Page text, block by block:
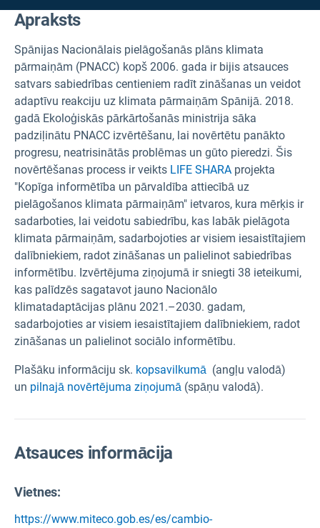
Apraksts
Spānijas Nacionālais pielāgošanās plāns klimata
pārmaiņām (PNACC) kopš 2006. gada ir bijis atsauces
satvars sabiedrības centieniem radīt zināšanas un veidot
adaptīvu reakciju uz klimata pārmaiņām Spānijā. 2018.
gadā Ekoloģiskās pārkārtošanās ministrija sāka
padziļinātu PNACC izvērtēšanu, lai novērtētu panākto
progresu, neatrisinātās problēmas un gūto pieredzi. Šis
novērtēšanas process ir veikts LIFE SHARA projekta
"Kopīga informētība un pārvaldība attiecībā uz
pielāgošanos klimata pārmaiņām" ietvaros, kura mērķis ir
sadarboties, lai veidotu sabiedrību, kas labāk pielāgota
klimata pārmaiņām, sadarbojoties ar visiem iesaistītajiem
dalībniekiem, radot zināšanas un palielinot sabiedrības
informētību. Izvērtējuma ziņojumā ir sniegti 38 ieteikumi,
kas palīdzēs sagatavot jauno Nacionālo
klimatadaptācijas plānu 2021.–2030. gadam,
sadarbojoties ar visiem iesaistītajiem dalībniekiem, radot
zināšanas un palielinot sociālo informētību.
Plašāku informāciju sk. kopsavilkumā (angļu valodā)
un pilnajā novērtējuma ziņojumā (spāņu valodā).
Atsauces informācija
Vietnes:
https://www.miteco.gob.es/es/cambio-